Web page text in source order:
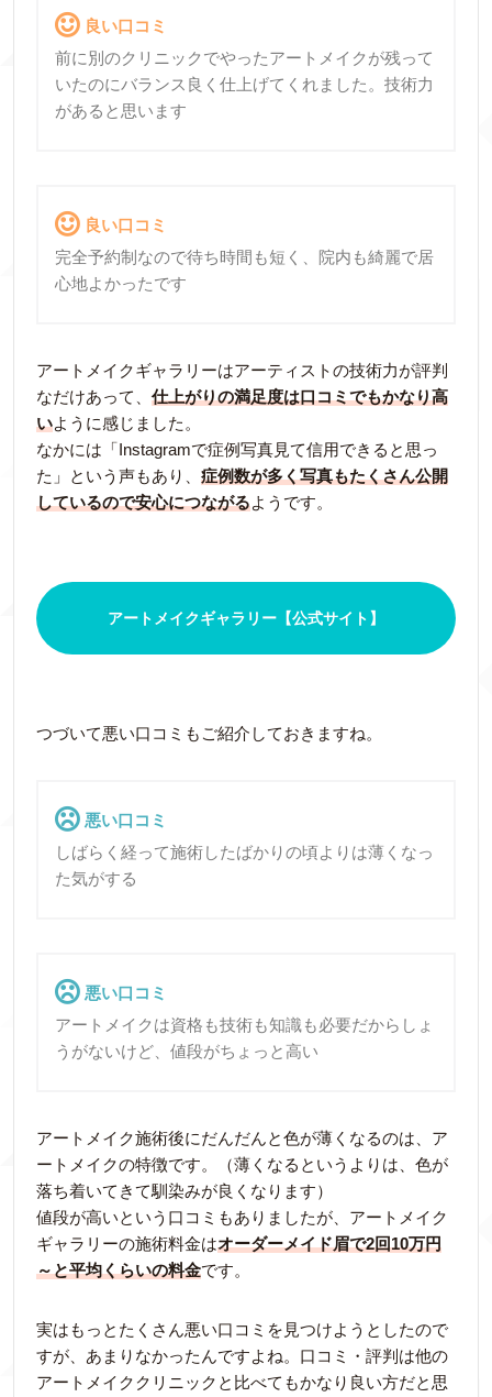
良い口コミ
前に別のクリニックでやったアートメイクが残って
いたのにバランス良く仕上げてくれました。技術力
があると思います
良い口コミ
完全予約制なので待ち時間も短く、院内も綺麗で居
心地よかったです
アートメイクギャラリーはアーティストの技術力が評判
なだけあって、 仕上がりの満足度は口コミでもかなり高
いように感じました。
なかには「Instagramで症例写真見て信用できると思っ
た」という声もあり、 症例数が多く写真もたくさん公開
しているので安心につながるようです。
アートメイクギャラリー【公式サイト】
つづいて悪い口コミもご紹介しておきますね。
悪い口コミ
しばらく経って施術したばかりの頃よりは薄くなっ
た気がする
悪い口コミ
アートメイクは資格も技術も知識も必要だからしょ
うがないけど、値段がちょっと高い
アートメイク施術後にだんだんと色が薄くなるのは、ア
ートメイクの特徴です。（薄くなるというよりは、色が
落ち着いてきて馴染みが良くなります）
値段が高いという口コミもありましたが、アートメイク
ギャラリーの施術料金はオーダーメイド眉で2回10万円
～と平均くらいの料金です。
実はもっとたくさん悪い口コミを見つけようとしたので
すが、あまりなかったんですよね。口コミ・評判は他の
アートメイククリニックと比べてもかなり良い方だと思